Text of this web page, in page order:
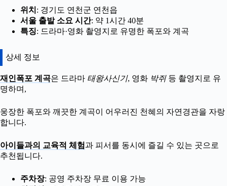
위치 : 경기도 연천군 연천읍
서울 출발 소요 시간: 약 1시간 40분
특징: 드라마·영화 촬영지로 유명한 폭포와 계곡
상세 정보
재인폭포 계곡은 드라마 태왕사신기, 영화 박쥐등 촬영지로 유
명하며,
웅장한 폭포와 깨끗한 계곡이 어우러진 천혜의 자연경관을 자랑
합니다.
아이들과의 교육적 체험과 피서를 동시에 즐길 수 있는 곳으로
추천됩니다.
주차장: 공영 주차장 무료 이용 가능